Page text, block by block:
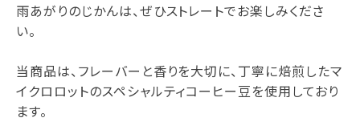
雨あがりのじかんは、ぜひストレートでお楽しみくださ
い。
当商品は、フレーバーと香りを大切に、丁寧に焙煎したマ
イクロロットのスペシャルティコーヒー豆を使用しており
ます。